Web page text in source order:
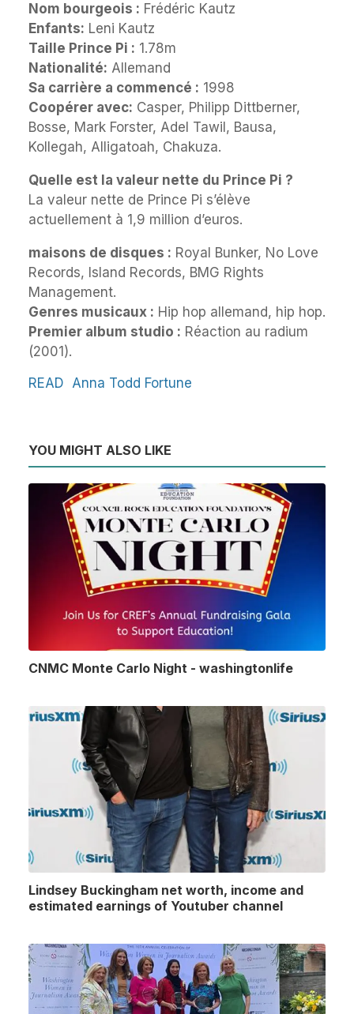
Nom bourgeois : Frédéric Kautz
Enfants: Leni Kautz
Taille Prince Pi : 1.78m
Nationalité: Allemand
Sa carrière a commencé : 1998
Coopérer avec: Casper, Philipp Dittberner,
Bosse, Mark Forster, Adel Tawil, Bausa,
Kollegah, Alligatoah, Chakuza.
Quelle est la valeur nette du Prince Pi ?
La valeur nette de Prince Pi s’élève
actuellement à 1,9 million d’euros.
maisons de disques : Royal Bunker, No Love
Records, Island Records, BMG Rights
Management.
Genres musicaux : Hip hop allemand, hip hop.
Premier album studio : Réaction au radium
(2001).
READ Anna Todd Fortune
YOU MIGHT ALSO LIKE
CNMC Monte Carlo Night - washingtonlife
Lindsey Buckingham net worth, income and
estimated earnings of Youtuber channel